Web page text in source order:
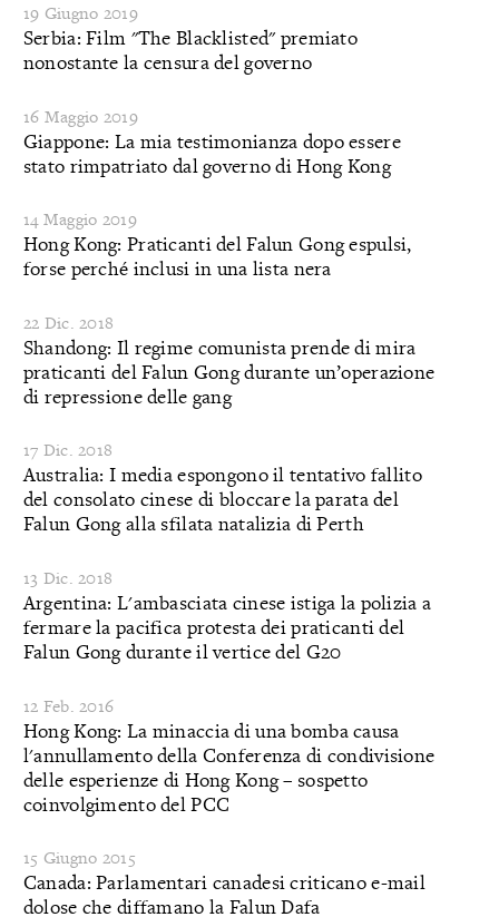
19 Giugno 2019
Serbia: Film "The Blacklisted" premiato
nonostante la censura del governo
16 Maggio 2019
Giappone: La mia testimonianza dopo essere
stato rimpatriato dal governo di Hong Kong
14 Maggio 2019
Hong Kong: Praticanti del Falun Gong espulsi,
forse perché inclusi in una lista nera
22 Dic. 2018
Shandong: Il regime comunista prende di mira
praticanti del Falun Gong durante un’operazione
di repressione delle gang
17 Dic. 2018
Australia: I media espongono il tentativo fallito
del consolato cinese di bloccare la parata del
Falun Gong alla sfilata natalizia di Perth
13 Dic. 2018
Argentina: L'ambasciata cinese istiga la polizia a
fermare la pacifica protesta dei praticanti del
Falun Gong durante il vertice del G20
12 Feb. 2016
Hong Kong: La minaccia di una bomba causa
l'annullamento della Conferenza di condivisione
delle esperienze di Hong Kong – sospetto
coinvolgimento del PCC
15 Giugno 2015
Canada: Parlamentari canadesi criticano e-mail
dolose che diffamano la Falun Dafa